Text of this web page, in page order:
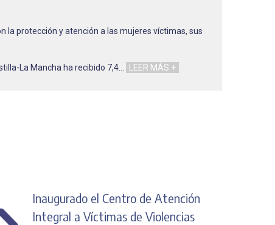
la protección y atención a las mujeres víctimas, sus
La Mancha ha recibido 7,4… LEER MÁS +
Inaugurado el Centro de Atención
Integral a Víctimas de Violencias